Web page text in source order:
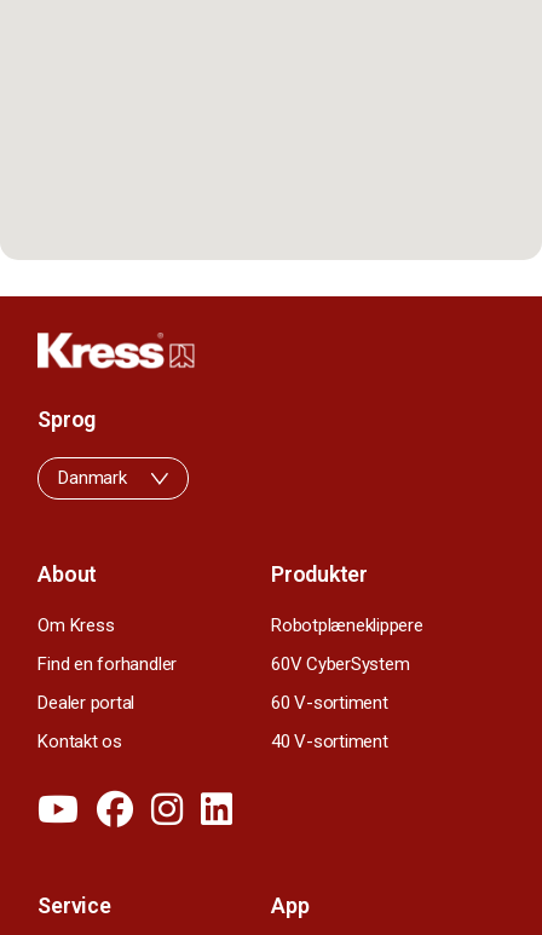
About
Om Kress
Find en forhandler
Dealer portal
Kontakt os
Produkter
Robotplæneklippere
60V CyberSystem
60 V-sortiment
40 V-sortiment
Service App
Sprog
Danmark